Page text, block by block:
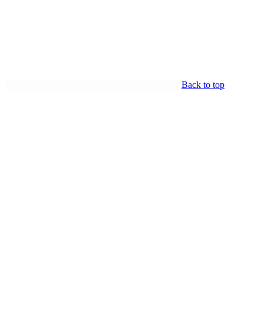
Back to top